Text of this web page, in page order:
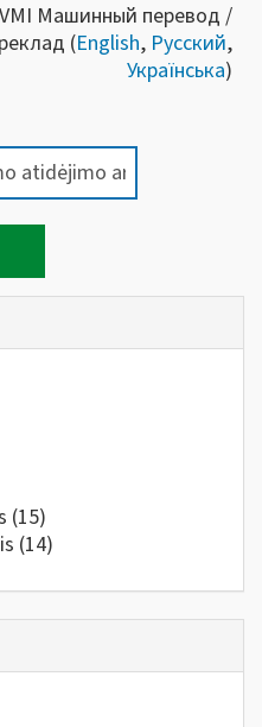
Машинный перевод /
(English, Русский,
Українська)
(15)
(14)